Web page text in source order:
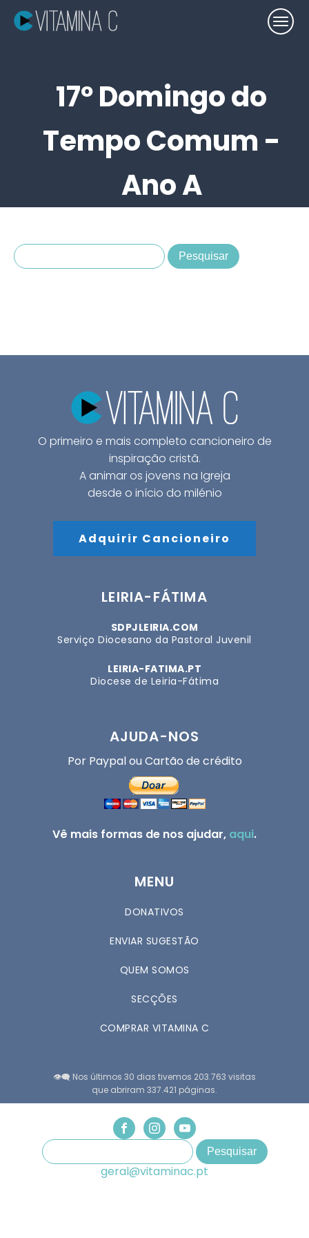
17º Domingo do
Tempo Comum -
Ano A
O primeiro e mais completo cancioneiro de
inspiração cristã.
A animar os jovens na Igreja
desde o início do milénio
Adquirir Cancioneiro
LEIRIA-FÁTIMA
SDPJLEIRIA.COM
Serviço Diocesano da Pastoral Juvenil
LEIRIA-FATIMA.PT
Diocese de Leiria-Fátima
AJUDA-NOS
Por Paypal ou Cartão de crédito
Vê mais formas de nos ajudar, aqui.
MENU
DONATIVOS
ENVIAR SUGESTÃO
QUEM SOMOS
SECÇÕES
COMPRAR VITAMINA C
👁️‍🗨️ Nos últimos 30 dias tivemos 203.763 visitas
que abriram 337.421 páginas.
geral@vitaminac.pt